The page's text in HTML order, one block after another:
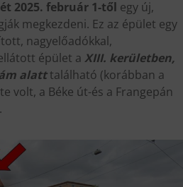
2025. február 1-től egy új,
megkezdeni. Ez az épület egy
nagyelőadókkal,
épület a XIII. kerületben,
alatttalálható (korábban a
volt, a Béke út-és a Frangepán